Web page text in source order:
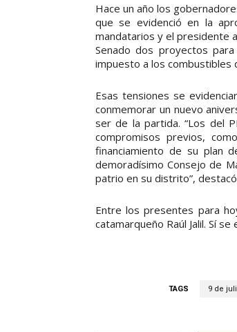
Hace un año los
que se evidenció en la
mandatarios y el presidente
Senado dos proyectos
impuesto a los combustibles
Esas tensiones se
conmemorar un nuevo
ser de la partida. “Los del
compromisos previos,
financiamiento de su plan
demoradísimo Consejo de
patrio en su distrito”,
Entre los presentes para
catamarqueño Raúl Jalil. Sí
TAGS 9 de